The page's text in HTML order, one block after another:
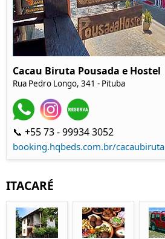
Cacau Biruta Pousada e Hostel
Rua Pedro Longo, 341 - Pituba
📞 +55 73 - 99934 3052
booking.hqbeds.com.br/cacaubiruta
ITACARÉ